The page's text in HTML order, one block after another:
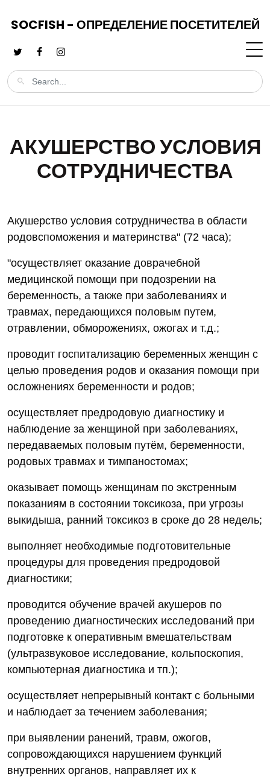
SOCFISH - ОПРЕДЕЛЕНИЕ ПОСЕТИТЕЛЕЙ
АКУШЕРСТВО УСЛОВИЯ
СОТРУДНИЧЕСТВА
Акушерство условия сотрудничества в области
родовспоможения и материнства" (72 часа);
"осуществляет оказание доврачебной
медицинской помощи при подозрении на
беременность, а также при заболеваниях и
травмах, передающихся половым путем,
отравлении, обморожениях, ожогах и т.д.;
проводит госпитализацию беременных женщин с
целью проведения родов и оказания помощи при
осложнениях беременности и родов;
осуществляет предродовую диагностику и
наблюдение за женщиной при заболеваниях,
передаваемых половым путём, беременности,
родовых травмах и тимпаностомах;
оказывает помощь женщинам по экстренным
показаниям в состоянии токсикоза, при угрозы
выкидыша, ранний токсикоз в сроке до 28 недель;
выполняет необходимые подготовительные
процедуры для проведения предродовой
диагностики;
проводится обучение врачей акушеров по
проведению диагностических исследований при
подготовке к оперативным вмешательствам
(ультразвуковое исследование, кольпоскопия,
компьютерная диагностика и тп.);
осуществляет непрерывный контакт с больными
и наблюдает за течением заболевания;
при выявлении ранений, травм, ожогов,
сопровождающихся нарушением функций
внутренних органов, направляет их к